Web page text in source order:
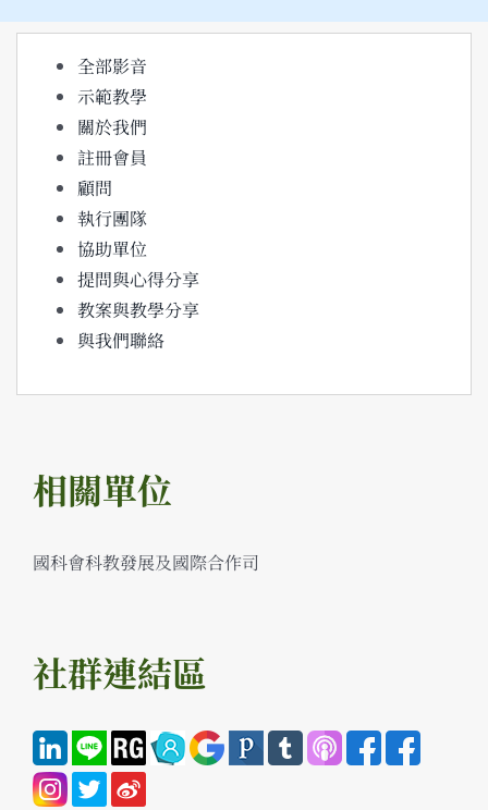
果：
全部影音
示範教學
關於我們
註冊會員
顧問
執行團隊
協助單位
提問與心得分享
教案與教學分享
與我們聯絡
相關單位
國科會科教發展及國際合作司
社群連結區